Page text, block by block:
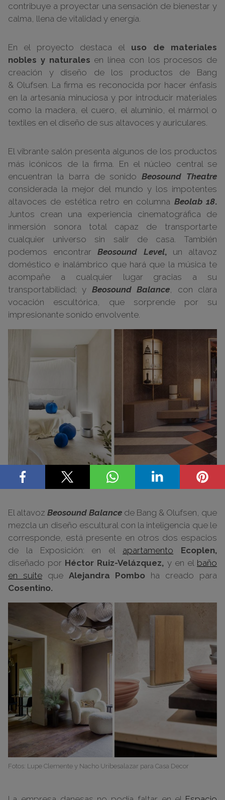
contribuye a proyectar una sensación de bienestar y
calma, llena de vitalidad y energía.
En el proyecto destaca el uso de materiales
nobles y naturales en línea con los procesos de
creación y diseño de los productos de Bang
& Olufsen . La firma es reconocida por hacer énfasis
en la artesanía minuciosa y por introducir materiales
como la madera, el cuero, el aluminio, el mármol o
textiles en el diseño de sus altavoces y auriculares.
El vibrante salón presenta algunos de los productos
más icónicos de la firma. En el núcleo central se
encuentran la barra de sonidoBeosound Theatre
considerada la mejor del mundo y los impotentes
altavoces de estética retro en columna Beolab 18.
Juntos crean una experiencia cinematográfica de
inmersión sonora total capaz de transportarte
cualquier universo sin salir de casa. También
podemos encontrarBeosound Level,un altavoz
doméstico e inalámbrico que hará que la música te
acompañe a cualquier lugar gracias a su
transportabilidad; y Beosound Balance , con clara
vocación escultórica, que sorprende por su
impresionante sonido envolvente.
Fotos: Nacho Uribesalazar y Amador Toril para Casa Decor
El altavoz Beosound Balance de Bang & Olufsen, que
mezcla un diseño escultural con la inteligencia que le
corresponde, está presente en otros dos espacios
de la Exposición: en el apartamento
Ecoplen,
diseñado por Héctor Ruiz-Velázquez, y en el baño
en suiteque Alejandra Pombo ha creado para
Cosentino.
Fotos: Lupe Clemente y Nacho Uribesalazar para Casa Decor